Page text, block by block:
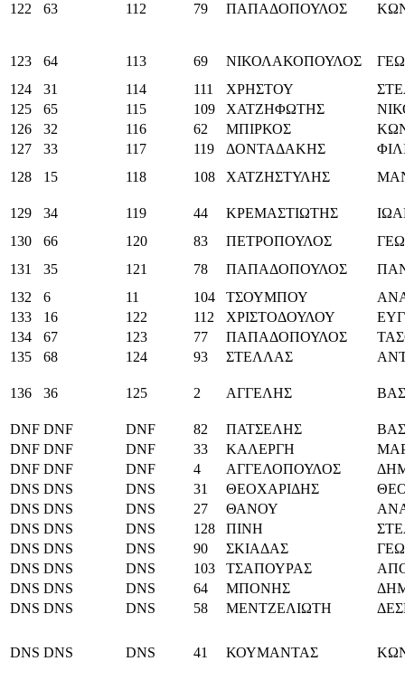
122 63 112 79 ΠΑΠΑΔΟΠΟΥΛΟΣ
123 64 113 69 ΝΙΚΟΛΑΚΟΠΟΥΛΟΣ
124
31 114 111 ΧΡΗΣΤΟΥ
125
65 115 109 ΧΑΤΖΗΦΩΤΗΣ
126
32 116 62 ΜΠΙΡΚΟΣ
127
33 117 119 ΔΟΝΤΑΔΑΚΗΣ
128
15 118 108 ΧΑΤΖΗΣΤΥΛΗΣ
129 34 119 44 ΚΡΕΜΑΣΤΙΩΤΗΣ
130
66 120 83 ΠΕΤΡΟΠΟΥΛΟΣ
131
35 121 78 ΠΑΠΑΔΟΠΟΥΛΟΣ
132
6 11 104 ΤΣΟΥΜΠΟΥ
133
16 122 112 ΧΡΙΣΤΟΔΟΥΛΟΥ
134
67 123 77 ΠΑΠΑΔΟΠΟΥΛΟΣ
135
68 124 93 ΣΤΕΛΛΑΣ
136 36 125 2 ΑΓΓΕΛΗΣ
DNF DNF DNF 82 ΠΑΤΣΕΛΗΣ
DNF DNF DNF 33 ΚΑΛΕΡΓΗ
DNF DNF DNF 4 ΑΓΓΕΛΟΠΟΥΛΟΣ
DNS DNS DNS 31 ΘΕΟΧΑΡΙΔΗΣ
DNS DNS DNS 27 ΘΑΝΟΥ
DNS DNS DNS 128 ΠΙΝΗ
DNS DNS DNS 90 ΣΚΙΑΔΑΣ
DNS DNS DNS 103 ΤΣΑΠΟΥΡΑΣ
DNS DNS DNS 64 ΜΠΟΝΗΣ
DNS DNS DNS 58 ΜΕΝΤΖΕΛΙΩΤΗ
DNS DNS DNS 41 ΚΟΥΜΑΝΤΑΣ